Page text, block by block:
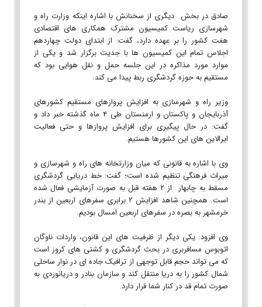
صادق در بخش دیگری از سخنانش با اشاره اینکه وزارت راه و
شهرسازی ریاست کمیسیون مشترک همکاری های اقتصادی
هفت کشور را بر عهده دارد، گفت: از ابتدای دولت چهاردهم
اجلاس تمام این کمیسیون ها با جدیت برگزار شد و یکی از
موارد مورد مذاکره در این جلسه حمل و نقل هوایی بود که
مستقیم به حوزه گردشگری ربط پیدا می کند.
وزیر راه و شهرسازی به افزایش پروازهای مستقیم کشورهای
آذربایجان و پاکستان و ارمنستان طی ۴ ماه گذشته خبر داد و
گفت: در حال پیگیری برای افزایش پروازها و حتی فعالیت
ایرالاین های این کشورها هستیم.
وی با اشاره به قانونی که میان وزارتخانه های راه و شهرسازی و
میراث فرهنگی تنظیم شده است؛ گفت: خط دریایی گردشگری
مسقط به چابهار از ۲ هفته قبل به صورت آزمایشی فعال شده
است. همچنین شاهد افزایش ۲ برابری سفرهای اربعین از بندر
خرمشهر به بصره در سفرهای اربعین امسال بودیم.
وی افزود: یکی دیگر از ظرفیت های این قانون، واردات ناوگان
اتوبوس مسافربری در بحث گردشگری و کشتی های کروز است
که می تواند حجم قابل توجهی از ترافیک جاده ای در نوار ساحلی
شمال کشور را به دریا منتقل کند و سازمان بنادر و دریانوردی به
صورت تمام قد در کنار شما قرار دارد.